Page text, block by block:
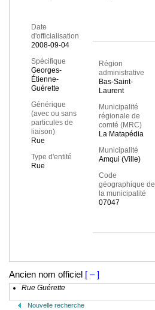
Date
d'officialisation
2008-09-04
Spécifique
Georges-
Étienne-
Guérette
Générique
(avec ou sans
particules de
liaison)
Rue
Type d'entité
Rue
Région
administrative
Bas-Saint-
Laurent
Municipalité
régionale de
comté (MRC)
La Matapédia
Municipalité
Amqui (Ville)
Code
géographique de
la municipalité
07047
Ancien nom officiel [ – ]
Rue Guérette
Nouvelle recherche